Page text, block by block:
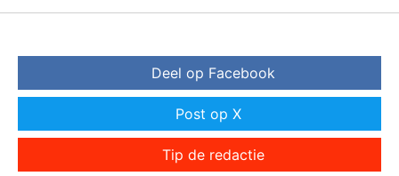
Deel op Facebook
Post op X
Tip de redactie